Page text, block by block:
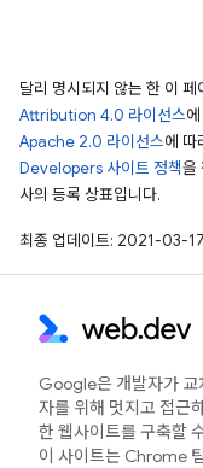
달리 명시되지 않는 한 이
Attribution 4.0 라이선스
Apache 2.0 라이선스에 따
Developers 사이트 정책을
사의 등록 상표입니다.
최종 업데이트: 2021-03-
Google은 개발자가 교
자를 위해 멋지고 접근
한 웹사이트를 구축할
이 사이트는 Chrome